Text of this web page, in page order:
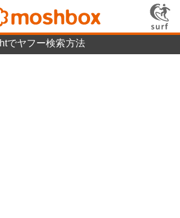
ヤフー検索方法
方